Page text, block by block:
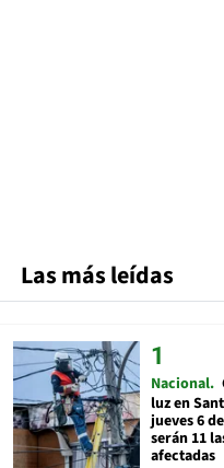
Las más leídas
Nacional
luz en
jueves 6
serán 11
afectadas